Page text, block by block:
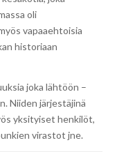
oli
vapaaehtoisia
historiaan
joka lähtöön –
Niiden järjestäjinä
yksityiset henkilöt,
virastot jne.